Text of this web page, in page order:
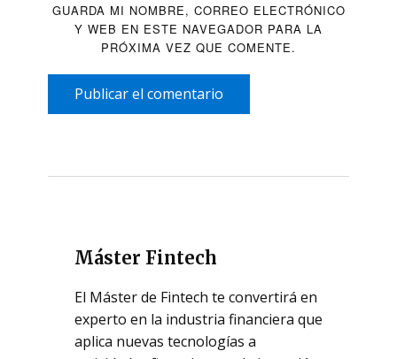
GUARDA MI NOMBRE, CORREO ELECTRÓNICO
Y WEB EN ESTE NAVEGADOR PARA LA
PRÓXIMA VEZ QUE COMENTE.
Publicar el comentario
Máster Fintech
El Máster de Fintech te convertirá en
experto en la industria financiera que
aplica nuevas tecnologías a